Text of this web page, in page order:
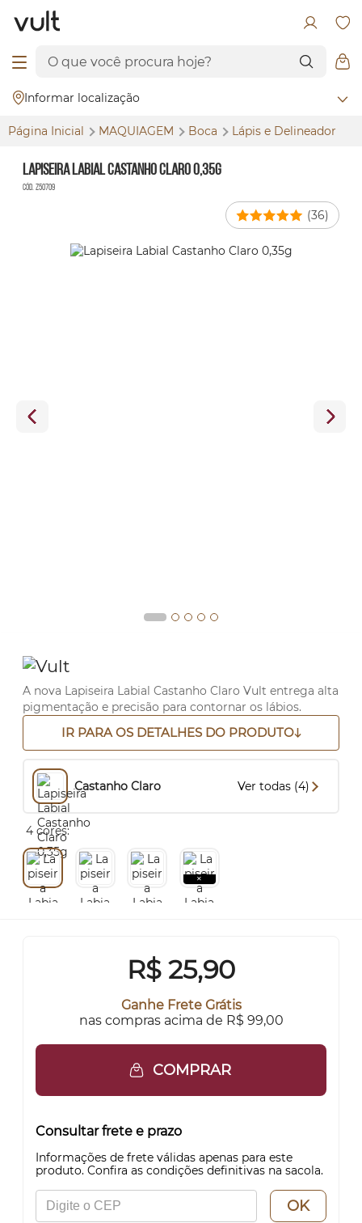
Informar localização
Página Inicial MAQUIAGEM Boca Lápis e Delineador
Lapiseira Labial Castanho Claro 0,35g
Cód. Z50709
(36)
A nova Lapiseira Labial Castanho Claro Vult entrega alta
pigmentação e precisão para contornar os lábios.
IR PARA OS DETALHES DO PRODUTO
Castanho Claro Ver todas (4)
4 cores:
R$ 25,90
Ganhe Frete Grátis
nas compras acima de R$ 99,00
COMPRAR
Consultar frete e prazo
Informações de frete válidas apenas para este
produto. Confira as condições definitivas na sacola.
OK